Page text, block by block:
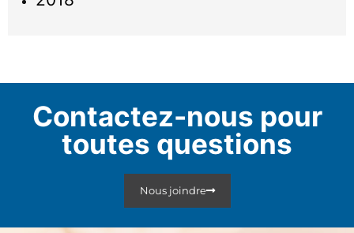
Contactez-nous pour
toutes questions
Nous joindre